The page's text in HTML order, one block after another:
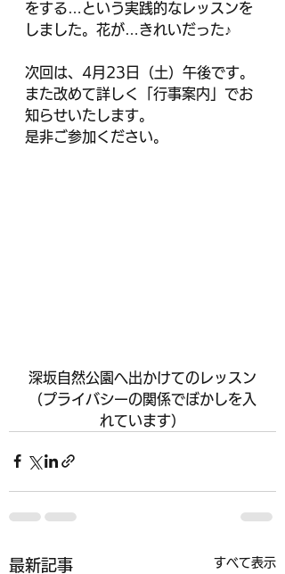
をする…という実践的なレッスンを
しました。花が…きれいだった♪
次回は、4月23日（土）午後です。
また改めて詳しく「行事案内」でお
知らせいたします。
是非ご参加ください。
深坂自然公園へ出かけてのレッスン
（プライバシーの関係でぼかしを入
れています）
最新記事 すべて表示